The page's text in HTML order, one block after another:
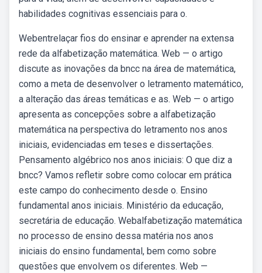
habilidades cognitivas essenciais para o.
Webentrelaçar fios do ensinar e aprender na extensa
rede da alfabetização matemática. Web — o artigo
discute as inovações da bncc na área de matemática,
como a meta de desenvolver o letramento matemático,
a alteração das áreas temáticas e as. Web — o artigo
apresenta as concepções sobre a alfabetização
matemática na perspectiva do letramento nos anos
iniciais, evidenciadas em teses e dissertações.
Pensamento algébrico nos anos iniciais: O que diz a
bncc? Vamos refletir sobre como colocar em prática
este campo do conhecimento desde o. Ensino
fundamental anos iniciais. Ministério da educação,
secretária de educação. Webalfabetização matemática
no processo de ensino dessa matéria nos anos
iniciais do ensino fundamental, bem como sobre
questões que envolvem os diferentes. Web —